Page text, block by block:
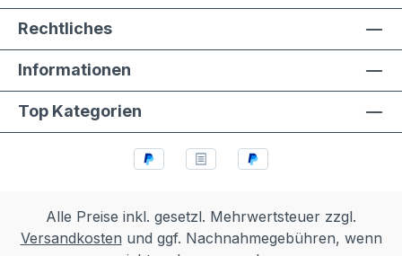
Rechtliches
Informationen
Top Kategorien
Alle Preise inkl. gesetzl. Mehrwertsteuer zzgl.
Versandkosten und ggf. Nachnahmegebühren, wenn